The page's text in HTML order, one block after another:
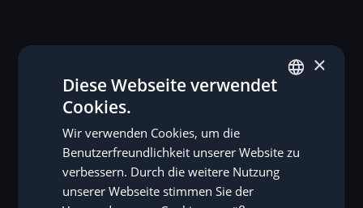
×
Diese Webseite verwendet
Cookies.
Wir verwenden Cookies, um die
Benutzerfreundlichkeit unserer Website zu
verbessern. Durch die weitere Nutzung
unserer Webseite stimmen Sie der